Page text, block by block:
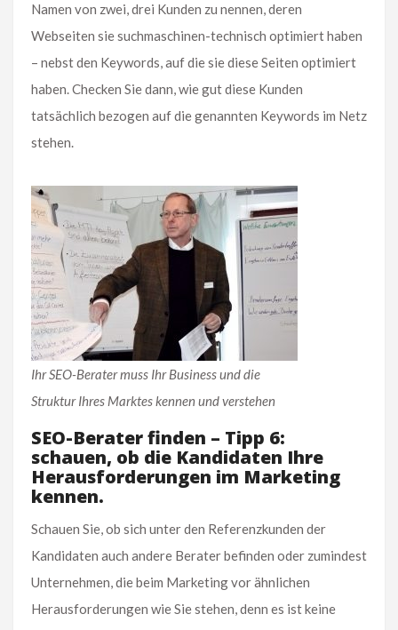
Namen von zwei, drei Kunden zu nennen, deren
Webseiten sie suchmaschinen-technisch optimiert haben
– nebst den Keywords, auf die sie diese Seiten optimiert
haben. Checken Sie dann, wie gut diese Kunden
tatsächlich bezogen auf die genannten Keywords im Netz
stehen.
Ihr SEO-Berater muss Ihr Business und die
Struktur Ihres Marktes kennen und verstehen
SEO-Berater finden – Tipp 6:
schauen, ob die Kandidaten Ihre
Herausforderungen im Marketing
kennen.
Schauen Sie, ob sich unter den Referenzkunden der
Kandidaten auch andere Berater befinden oder zumindest
Unternehmen, die beim Marketing vor ähnlichen
Herausforderungen wie Sie stehen, denn es ist keine